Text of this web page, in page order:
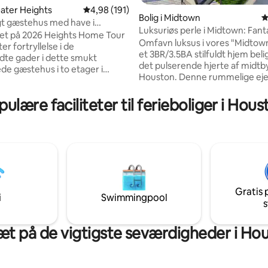
bedømmelse, 289 omtaler
Heights 4,98 ud af 5 i gennemsnitlig bedømmelse,
4,98 (191)
gæstehus med have i
på 2026 Heights Home Tour
fortryllelse i de
gader i dette smukt
gæstehus i to etager i
køkken, to
og komfortable
fra centrum og få minutter til
– en perfekt blanding af
privatliv og
Bolig i Midtown
Luksuriøs perle i Midtown:
udsigt fra tagterrassen
Omfavn luksus i vores
et 3BR/3.5BA stilfuldt hjem
det pulserende hjerte af
Houston. Denne rummelige
betagende udsigt over
Inden for gåafstand til de
udforskning af byen. Ideel for
søger et eksklusivt urbant
kan du nyde moderne
bekvemmeligheder og nem
Houstons dynamiske
faciliteter til ferieboliger i
Swimmingpool
Gratis
på de vigtigste seværdigheder i